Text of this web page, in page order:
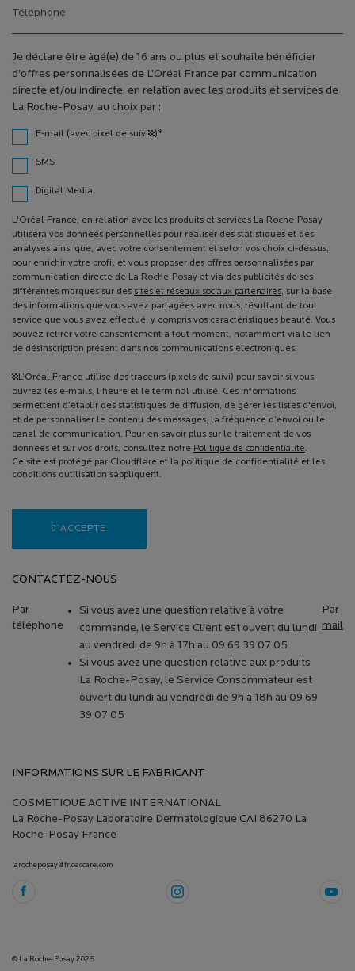
Téléphone
Je déclare être âgé(e) de 16 ans ou plus et souhaite bénéficier
d’offres personnalisées de L’Oréal France par communication
directe et/ou indirecte, en relation avec les produits et services de
La Roche-Posay, au choix par :
E-mail (avec pixel de suivi¹)*
SMS
Digital Media
L'Oréal France, en relation avec les produits et services La Roche-Posay,
utilisera vos données personnelles pour réaliser des statistiques et des
analyses ainsi que, avec votre consentement et selon vos choix ci-dessus,
pour enrichir votre profil et vous proposer des offres personnalisées par
communication directe de La Roche-Posay et via des publicités de ses
différentes marques sur des sites et réseaux sociaux partenaires, sur la base
des informations que vous avez partagées avec nous, résultant de tout
service que vous avez effectué, y compris vos caractéristiques beauté. Vous
pouvez retirer votre consentement à tout moment, notamment via le lien
de désinscription présent dans nos communications électroniques.
¹L’Oréal France utilise des traceurs (pixels de suivi) pour savoir si vous
ouvrez les e-mails, l’heure et le terminal utilisé. Ces informations
permettent d’établir des statistiques de diffusion, de gérer les listes d'envoi,
et de personnaliser le contenu des messages, la fréquence d’envoi ou le
canal de communication. Pour en savoir plus sur le traitement de vos
données et sur vos droits, consultez notre Politique de confidentialité.
Ce site est protégé par Cloudflare et la politique de confidentialité et les
conditions dutilisation sappliquent.
J’ACCEPTE
CONTACTEZ-NOUS
Par
téléphone
Si vous avez une question relative à votre
commande, le Service Client est ouvert du lundi
au vendredi de 9h à 17h au 09 69 39 07 05
Si vous avez une question relative aux produits
La Roche-Posay, le Service Consommateur est
ouvert du lundi au vendredi de 9h à 18h au 09 69
39 07 05
Par
mail
INFORMATIONS SUR LE FABRICANT
COSMETIQUE ACTIVE INTERNATIONAL
La Roche-Posay Laboratoire Dermatologique CAI 86270 La
Roche-Posay France
larocheposay@fr.oaccare.com
© La Roche-Posay 2025